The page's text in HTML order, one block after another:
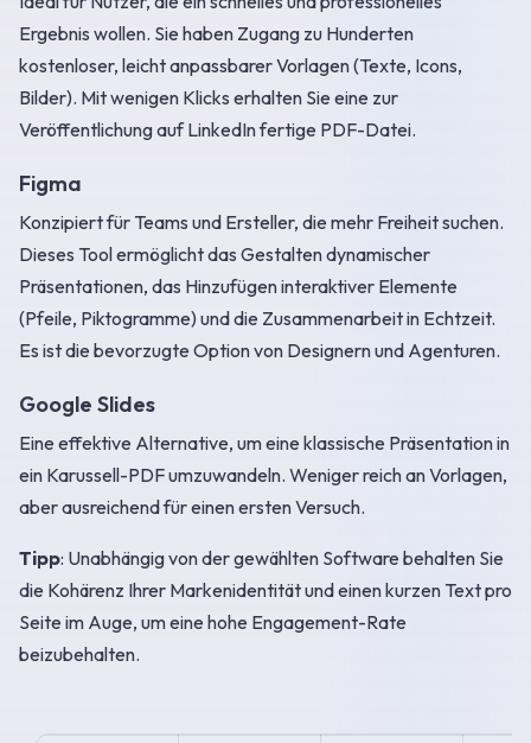
Ergebnis wollen. Sie haben Zugang zu Hunderten
kostenloser, leicht anpassbarer Vorlagen (Texte, Icons,
Bilder). Mit wenigen Klicks erhalten Sie eine zur
Veröffentlichung auf LinkedIn fertige PDF-Datei.
Figma
Konzipiert für Teams und Ersteller, die mehr Freiheit suchen.
Dieses Tool ermöglicht das Gestalten dynamischer
Präsentationen, das Hinzufügen interaktiver Elemente
(Pfeile, Piktogramme) und die Zusammenarbeit in Echtzeit.
Es ist die bevorzugte Option von Designern und Agenturen.
Google Slides
Eine effektive Alternative, um eine klassische Präsentation in
ein Karussell-PDF umzuwandeln. Weniger reich an Vorlagen,
aber ausreichend für einen ersten Versuch.
Tipp: Unabhängig von der gewählten Software behalten Sie
die Kohärenz Ihrer Markenidentität und einen kurzen Text pro
Seite im Auge, um eine hohe Engagement-Rate
beizubehalten.